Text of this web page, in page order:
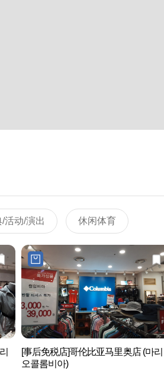
/活动/演出 休闲体育
[事后免税店]哥伦比亚马里奥店 (마리
오콜롬비아)